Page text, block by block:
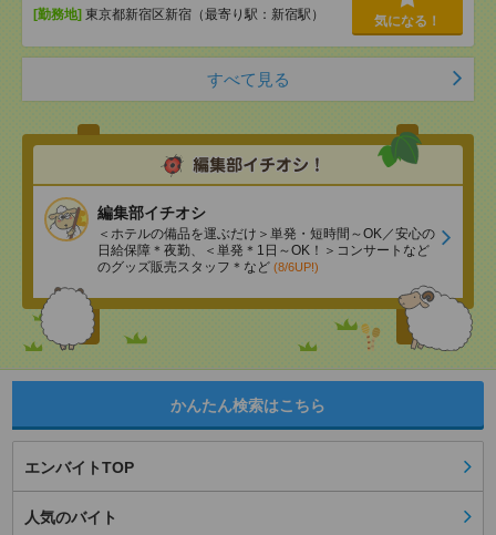
[勤務地] 東京都新宿区新宿（最寄り駅：新宿駅） 気になる！
すべて見る
編集部イチオシ
＜ホテルの備品を運ぶだけ＞単発・短時間～OK／安心の
日給保障＊夜勤、＜単発＊1日～OK！＞コンサートなど
のグッズ販売スタッフ＊など (8/6UP!)
かんたん検索はこちら
エンバイトTOP
人気のバイト